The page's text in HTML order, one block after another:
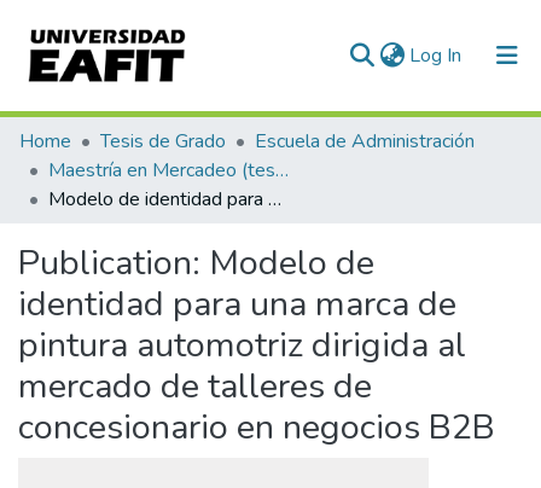
Log In (current)
Communities & Collections
All of DSpace
Home Tesis de Grado
Escuela de Administración
Maestría en Mercadeo (tesis)
Modelo de identidad para una marca de pintura automotriz dirigida al mercado de talleres de concesionario en negocios B2B
Publication: Modelo de
identidad para una marca de
pintura automotriz dirigida al
mercado de talleres de
concesionario en negocios B2B